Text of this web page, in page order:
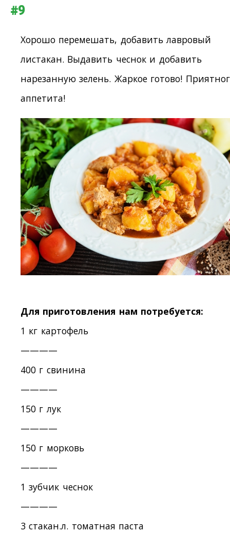
#9
Хорошо перемешать, добавить лавровый
листакан. Выдавить чеснок и добавить
нарезанную зелень. Жаркое готово!
аппетита!
Для приготовления нам потребуется:
1 кг картофель
————
400 г свинина
————
150 г лук
————
150 г морковь
————
1 зубчик чеснок
————
3 стакан.л. томатная паста